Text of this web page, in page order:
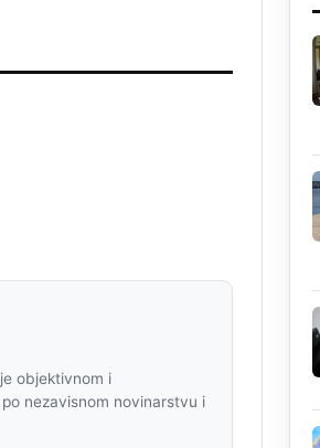
objektivnom i
nezavisnom novinarstvu i